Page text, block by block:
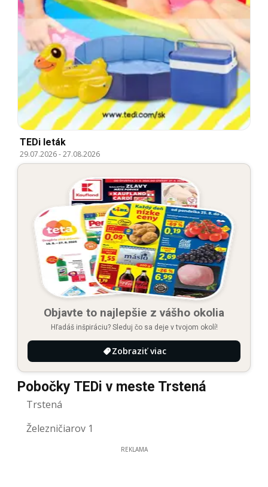
TEDi leták
29.07.2026-27.08.2026
Objavte to najlepšie z vášho okolia
Hľadáš inšpiráciu? Sleduj čo sa deje v tvojom okolí!
Zobraziť viac
Pobočky TEDi v meste Trstená
Trstená
Železničiarov 1
REKLAMA